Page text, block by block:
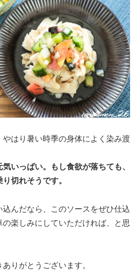
やはり暑い時季の身体によく染み渡
いっぱい。もし食欲が落ちても、
切れそうです。
んだなら、このソースをぜひ仕込
の楽しみにしていただければ、と思
りがとうございます。